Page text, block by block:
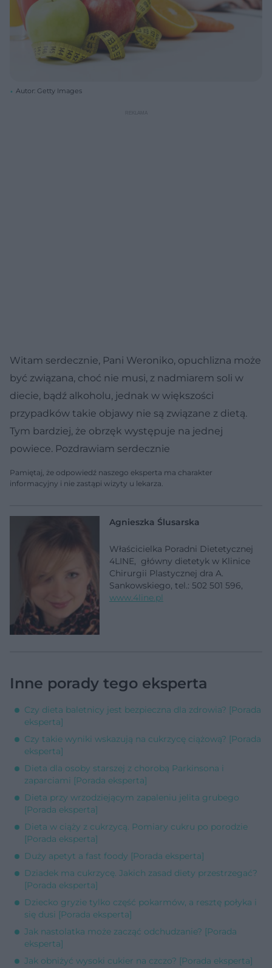
Autor: Getty Images
Witam serdecznie, Pani Weroniko, opuchlizna może
być związana, choć nie musi, z nadmiarem soli w
diecie, bądź alkoholu, jednak w większości
przypadków takie objawy nie są związane z dietą.
Tym bardziej, że obrzęk występuje na jednej
powiece. Pozdrawiam serdecznie
Pamiętaj, że odpowiedź naszego eksperta ma charakter
informacyjny i nie zastąpi wizyty u lekarza.
Agnieszka Ślusarska
Właścicielka Poradni Dietetycznej
4LINE, główny dietetyk w Klinice
Chirurgii Plastycznej dra A.
Sankowskiego, tel.: 502 501 596,
www.4line.pl
Inne porady tego eksperta
Czy dieta baletnicy jest bezpieczna dla zdrowia? [Porada
eksperta]
Czy takie wyniki wskazują na cukrzycę ciążową? [Porada
eksperta]
Dieta dla osoby starszej z chorobą Parkinsona i
zaparciami [Porada eksperta]
Dieta przy wrzodziejącym zapaleniu jelita grubego
[Porada eksperta]
Dieta w ciąży z cukrzycą. Pomiary cukru po porodzie
[Porada eksperta]
Duży apetyt a fast foody [Porada eksperta]
Dziadek ma cukrzycę. Jakich zasad diety przestrzegać?
[Porada eksperta]
Dziecko gryzie tylko część pokarmów, a resztę połyka i
się dusi [Porada eksperta]
Jak nastolatka może zacząć odchudzanie? [Porada
eksperta]
Jak obniżyć wysoki cukier na czczo? [Porada eksperta]